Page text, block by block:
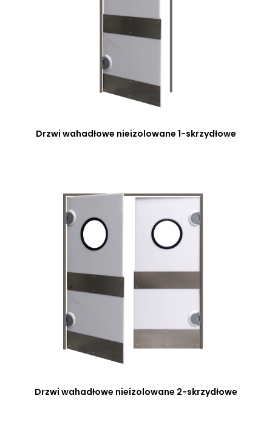
Drzwi wahadłowe nieizolowane 1-skrzydłowe
Drzwi wahadłowe nieizolowane 2-skrzydłowe